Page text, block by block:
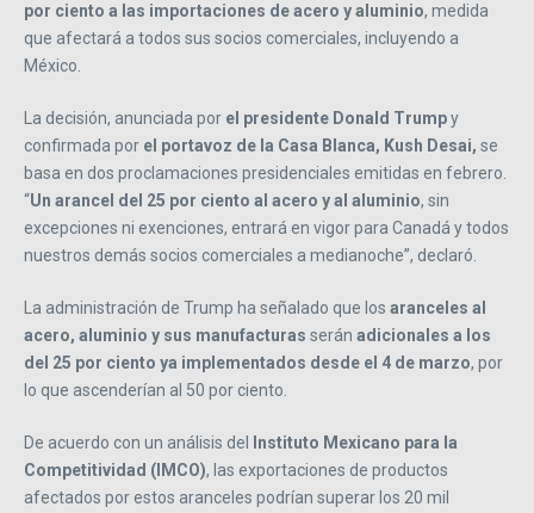
por ciento a las importaciones de acero y aluminio, medida
que afectará a todos sus socios comerciales, incluyendo a
México.
La decisión, anunciada por el presidente Donald Trumpy
confirmada por el portavoz de la Casa Blanca, Kush Desai, se
basa en dos proclamaciones presidenciales emitidas en febrero.
“Un arancel del 25 por ciento al acero y al aluminio, sin
excepciones ni exenciones, entrará en vigor para Canadá y todos
nuestros demás socios comerciales a medianoche”, declaró.
La administración de Trump ha señalado que los aranceles al
acero, aluminio y sus manufacturas serán adicionales a los
del 25 por ciento ya implementados desde el 4 de marzo, por
lo que ascenderían al 50 por ciento.
De acuerdo con un análisis del
Instituto Mexicano para la
Competitividad (IMCO), las exportaciones de productos
afectados por estos aranceles podrían superar los 20 mil